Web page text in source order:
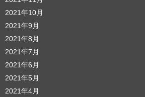
2021年10月
2021年9月
2021年8月
2021年7月
2021年6月
2021年5月
2021年4月